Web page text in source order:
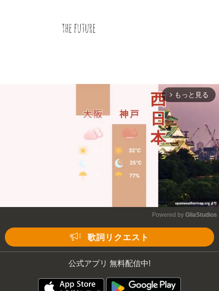
arrow_forward_ios もっと見る
Powered by GliaStudios
歌詞リクエスト
公式アプリ 無料配信中!